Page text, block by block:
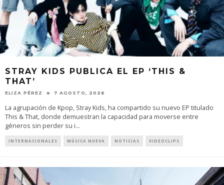
STRAY KIDS PUBLICA EL EP ‘THIS &
THAT’
ELIZA PÉREZ 7 AGOSTO, 2026
La agrupación de Kpop, Stray Kids, ha compartido su nuevo EP titulado
This & That, donde demuestran la capacidad para moverse entre
géneros sin perder su i...
INTERNACIONALES MÚSICA NUEVA NOTICIAS VIDEOCLIPS